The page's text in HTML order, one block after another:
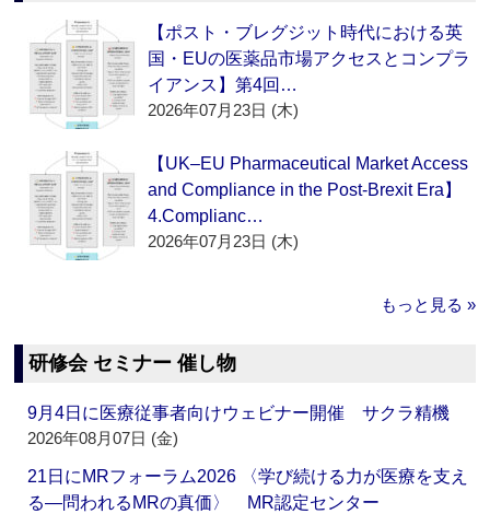
【ポスト・ブレグジット時代における英
国・EUの医薬品市場アクセスとコンプラ
イアンス】第4回…
2026年07月23日 (木)
【UK–EU Pharmaceutical Market Access
and Compliance in the Post-Brexit Era】
4.Complianc…
2026年07月23日 (木)
もっと見る »
研修会 セミナー 催し物
9月4日に医療従事者向けウェビナー開催 サクラ精機
2026年08月07日 (金)
21日にMRフォーラム2026 〈学び続ける力が医療を支え
る―問われるMRの真価〉 MR認定センター